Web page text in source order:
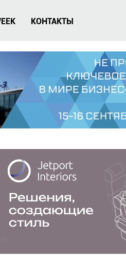
КОНТАКТЫ